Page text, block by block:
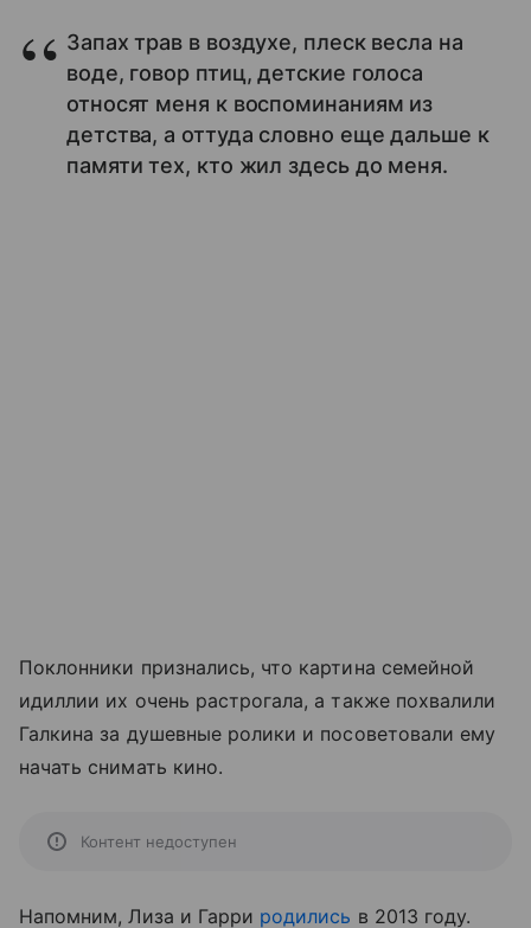
Запах трав в воздухе, плеск весла на
воде, говор птиц, детские голоса
относят меня к воспоминаниям из
детства, а оттуда словно еще дальше к
памяти тех, кто жил здесь до меня.
Поклонники признались, что картина семейной
идиллии их очень растрогала, а также похвалили
Галкина за душевные ролики и посоветовали ему
начать снимать кино.
Контент недоступен
Напомним, Лиза и Гарри родились в 2013 году.